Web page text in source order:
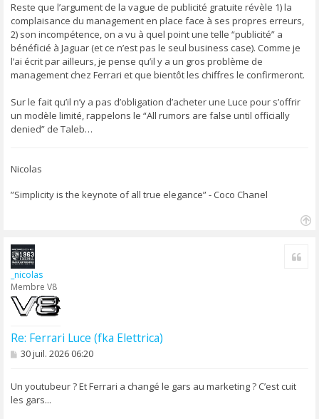
Reste que l’argument de la vague de publicité gratuite révèle 1) la
complaisance du management en place face à ses propres erreurs,
2) son incompétence, on a vu à quel point une telle “publicité” a
bénéficié à Jaguar (et ce n’est pas le seul business case). Comme je
l’ai écrit par ailleurs, je pense qu’il y a un gros problème de
management chez Ferrari et que bientôt les chiffres le confirmeront.
Sur le fait qu’il n’y a pas d’obligation d’acheter une Luce pour s’offrir
un modèle limité, rappelons le “All rumors are false until officially
denied” de Taleb…
Nicolas
”Simplicity is the keynote of all true elegance” - Coco Chanel
_nicolas
Membre V8
Re: Ferrari Luce (fka Elettrica)
M
s
a
g
30 juil. 2026 06:20
Un youtubeur ? Et Ferrari a changé le gars au marketing ? C’est cuit
les gars...